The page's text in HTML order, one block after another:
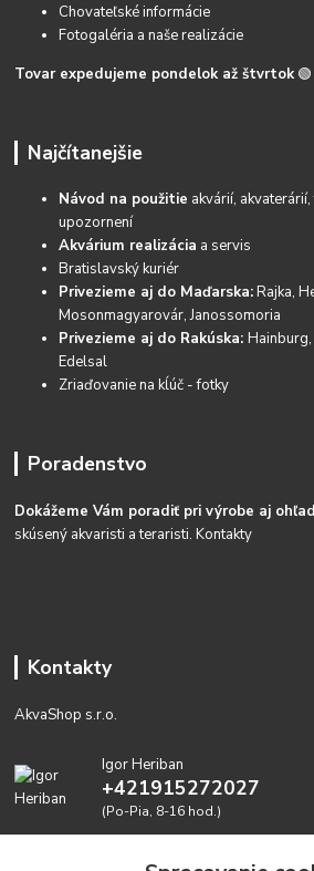
Chovateľské informácie
Fotogaléria a naše realizácie
Tovar expedujeme pondelok až štvrtok 🟢
Najčítanejšie
Návod na použitie akvárií,
upozornení
Akvárium realizácia a servis
Bratislavský kuriér
Privezieme aj do Maďarska:Rajka,
Mosonmagyarovár, Janossomoria
Privezieme aj do Rakúska:
Edelsal
Zriaďovanie na kĺúč - fotky
Poradenstvo
Dokážeme Vám poradiť pri výrobe aj
skúsený akvaristi a teraristi.Kontakty
Kontakty
AkvaShop s.r.o.
Igor Heriban
+421915272027
(Po-Pia, 8-16 hod.)